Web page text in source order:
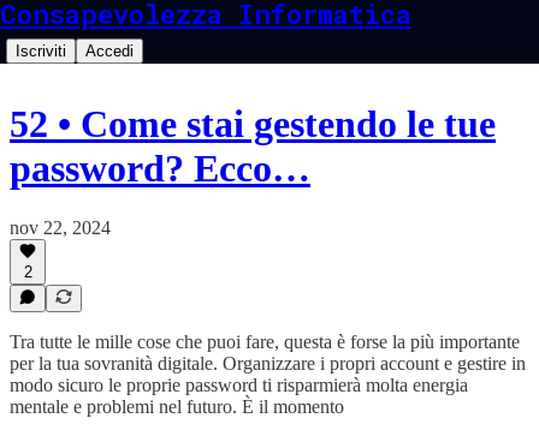
Consapevolezza Informatica
Iscriviti Accedi
52 • Come stai gestendo le tue
password? Ecco…
nov 22, 2024
2
Tra tutte le mille cose che puoi fare, questa è forse la più importante
per la tua sovranità digitale. Organizzare i propri account e gestire in
modo sicuro le proprie password ti risparmierà molta energia
mentale e problemi nel futuro. È il momento